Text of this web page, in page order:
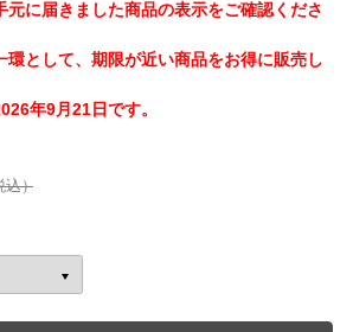
元に届きました商品の表示をご確認くださ
として、期限が近い商品をお得に販売し
年9月21日です。
込）